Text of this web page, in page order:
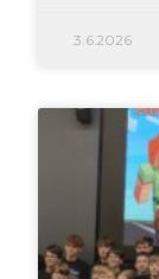
3.6.2026